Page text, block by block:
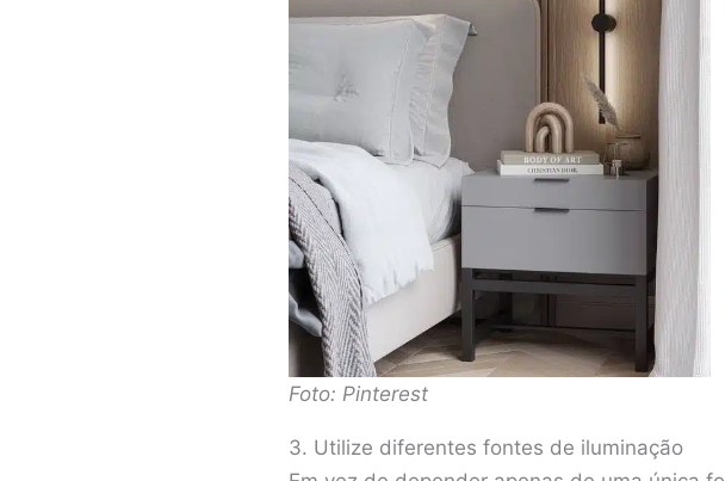
Foto: Pinterest
3. Utilize diferentes fontes de iluminação